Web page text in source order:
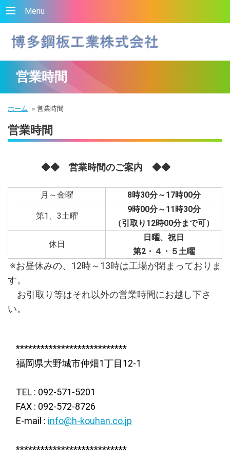
Menu
営業時間
ホーム » 営業時間
営業時間
◆◆ 営業時間のご案内 ◆◆
月～金曜 8時30分～17時00分
第1、3土曜
9時00分～11時30分
（引取り12時00分まで可）
休日
日曜、祝日
第2・４・５土曜
※お昼休みの、12時～13時は工場が閉まっておりま
す。
お引取り等はそれ以外の営業時間にお越し下さ
い。
***************************
福岡県大野城市仲畑1丁目12-1
TEL : 092-571-5201
FAX : 092-572-8726
E-mail : info@h-kouhan.co.jp
***************************